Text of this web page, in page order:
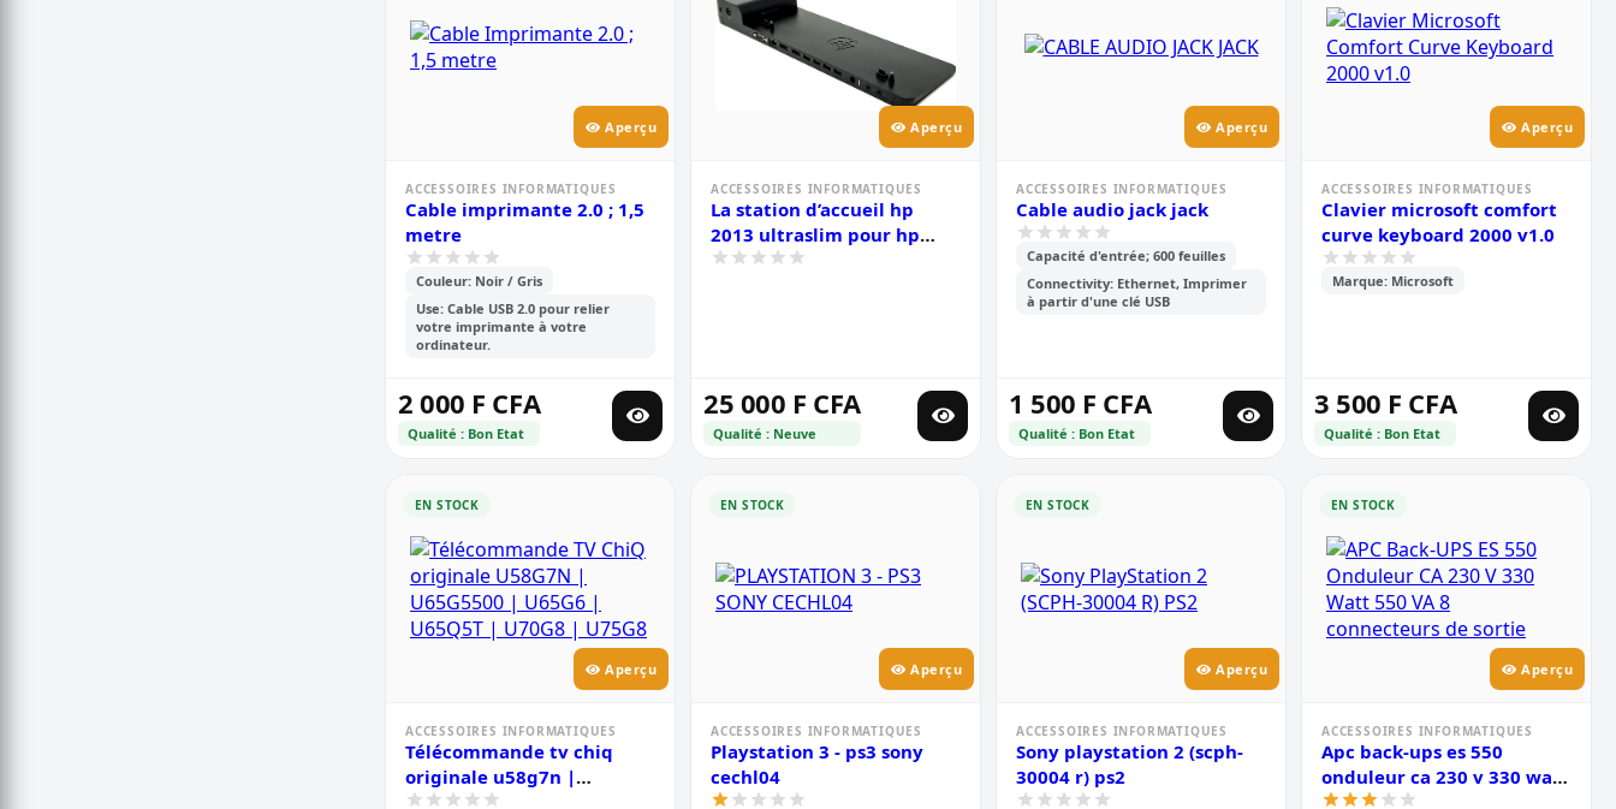
Aperçu
ACCESSOIRES INFORMATIQUES
Cable imprimante 2.0 ; 1,5
metre
Couleur: Noir / Gris
Use: Cable USB 2.0 pour relier
votre imprimante à votre
ordinateur.
2 000 F CFA
Qualité : Bon Etat
Aperçu
ACCESSOIRES INFORMATIQUES
La station d’accueil hp
2013 ultraslim pour hp
elitebook
25 000 F CFA
Qualité : Neuve
Aperçu
ACCESSOIRES INFORMATIQUES
Cable audio jack jack
Capacité d'entrée; 600 feuilles
Connectivity: Ethernet, Imprimer
à partir d'une clé USB
1 500 F CFA
Qualité : Bon Etat
Aperçu
ACCESSOIRES INFORMATIQUES
Clavier microsoft comfort
curve keyboard 2000 v1.0
Marque: Microsoft
3 500 F CFA
Qualité : Bon Etat
EN STOCK
Aperçu
ACCESSOIRES INFORMATIQUES
Télécommande tv chiq
originale u58g7n |
u65g5500 | u65g6 | u65q5t
EN STOCK
Aperçu
ACCESSOIRES INFORMATIQUES
Playstation 3 - ps3 sony
cechl04
EN STOCK
Aperçu
ACCESSOIRES INFORMATIQUES
Sony playstation 2 (scph-
30004 r) ps2
EN STOCK
Aperçu
ACCESSOIRES INFORMATIQUES
Apc back-ups es 550
onduleur ca 230 v 330 watt
550 va 8 connecteurs de